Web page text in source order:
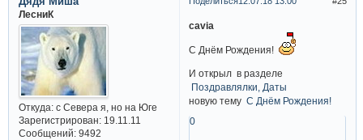
ЛесниК
Откуда:с Севера я, но на Юге
Зарегистрирован: 19.11.11
Сообщений:9492
cavia
С Днём Рождения!
И открыл в разделе
Поздравлялки, Даты
новую темуС Днём Рождения!
0